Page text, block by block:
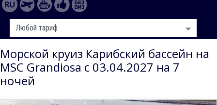
Морской круиз Карибский бассейн на
MSC Grandiosa с 03.04.2027 на 7
ночей